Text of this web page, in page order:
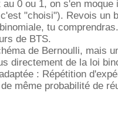
au 0 ou 1, on s'en moque
"choisi"). Revois un
tu
de BTS.
de Bernoulli, mais
directement de la loi
: Répétition
même probabilité de